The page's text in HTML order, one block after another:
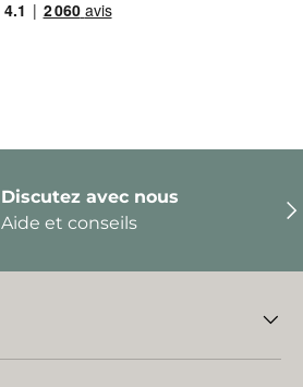
Discutez avec nous
Aide et conseils